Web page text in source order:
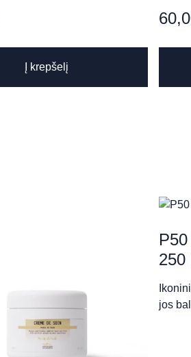
de Beauté“
Į krepšelį
250
jos